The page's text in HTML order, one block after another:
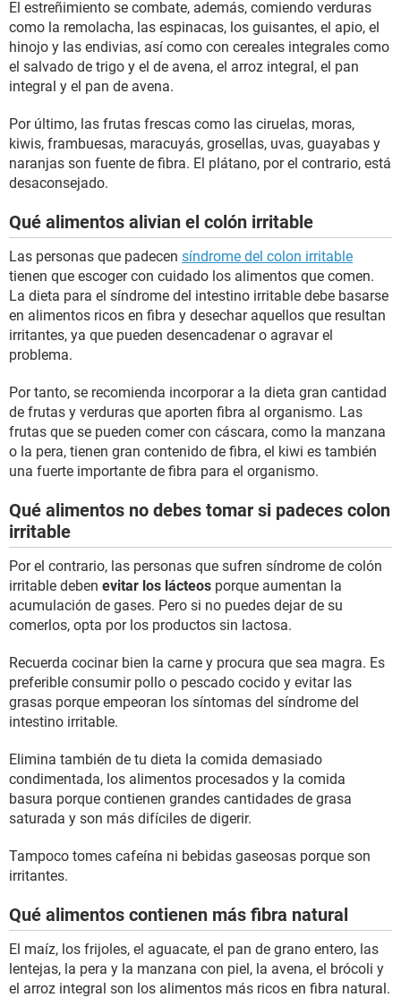
El estreñimiento se combate, además, comiendo verduras
como la remolacha, las espinacas, los guisantes, el apio, el
hinojo y las endivias, así como con cereales integrales como
el salvado de trigo y el de avena, el arroz integral, el pan
integral y el pan de avena.
Por último, las frutas frescas como las ciruelas, moras,
kiwis, frambuesas, maracuyás, grosellas, uvas, guayabas y
naranjas son fuente de fibra. El plátano, por el contrario, está
desaconsejado.
Qué alimentos alivian el colón irritable
Las personas que padecen síndrome del colon irritable
tienen que escoger con cuidado los alimentos que comen.
La dieta para el síndrome del intestino irritable debe basarse
en alimentos ricos en fibra y desechar aquellos que resultan
irritantes, ya que pueden desencadenar o agravar el
problema.
Por tanto, se recomienda incorporar a la dieta gran cantidad
de frutas y verduras que aporten fibra al organismo. Las
frutas que se pueden comer con cáscara, como la manzana
o la pera, tienen gran contenido de fibra, el kiwi es también
una fuerte importante de fibra para el organismo.
Qué alimentos no debes tomar si padeces colon
irritable
Por el contrario, las personas que sufren síndrome de colón
irritable deben evitar los lácteos porque aumentan la
acumulación de gases. Pero si no puedes dejar de su
comerlos, opta por los productos sin lactosa.
Recuerda cocinar bien la carne y procura que sea magra. Es
preferible consumir pollo o pescado cocido y evitar las
grasas porque empeoran los síntomas del síndrome del
intestino irritable.
Elimina también de tu dieta la comida demasiado
condimentada, los alimentos procesados y la comida
basura porque contienen grandes cantidades de grasa
saturada y son más difíciles de digerir.
Tampoco tomes cafeína ni bebidas gaseosas porque son
irritantes.
Qué alimentos contienen más fibra natural
El maíz, los frijoles, el aguacate, el pan de grano entero, las
lentejas, la pera y la manzana con piel, la avena, el brócoli y
el arroz integral son los alimentos más ricos en fibra natural.